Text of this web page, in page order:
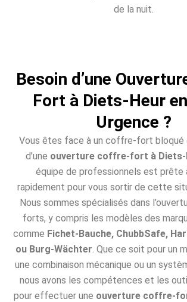
de la nuit.
Besoin d’une
Fort à Diets-Heur
Urgence ?
Vous êtes face à un coffre-fort bloqué
d’une ouverture coffre-fort à Diets-
équipe de professionnels est prête
rapidement pour vous sortir de cette
Nous sommes spécialisés dans
forts, y compris les modèles des
comme Fichet-Bauche, ChubbSafe,
ou Burg-Wächter . Que ce soit pour un
une combinaison mécanique ou un
nous avons les compétences et les
pour effectuer une ouverture coffre-